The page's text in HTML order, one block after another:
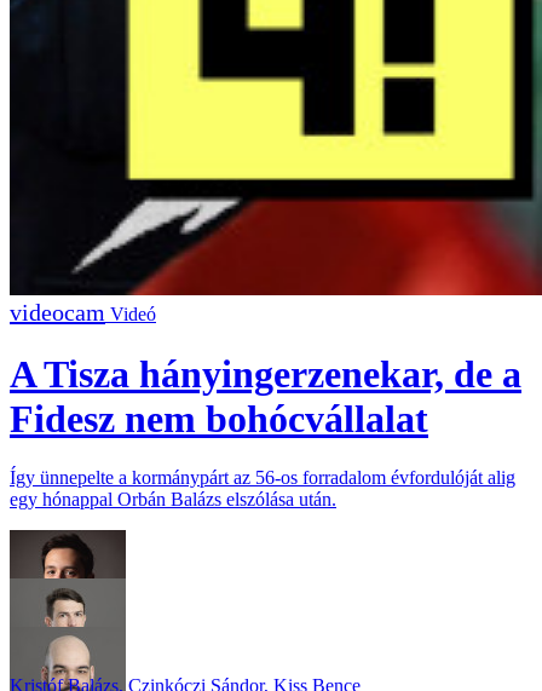
Videó
A Tisza hányingerzenekar, de a
Fidesz nem bohócvállalat
Így ünnepelte a kormánypárt az 56-os forradalom évfordulóját alig
egy hónappal Orbán Balázs elszólása után.
Kristóf Balázs, Czinkóczi Sándor, Kiss Bence